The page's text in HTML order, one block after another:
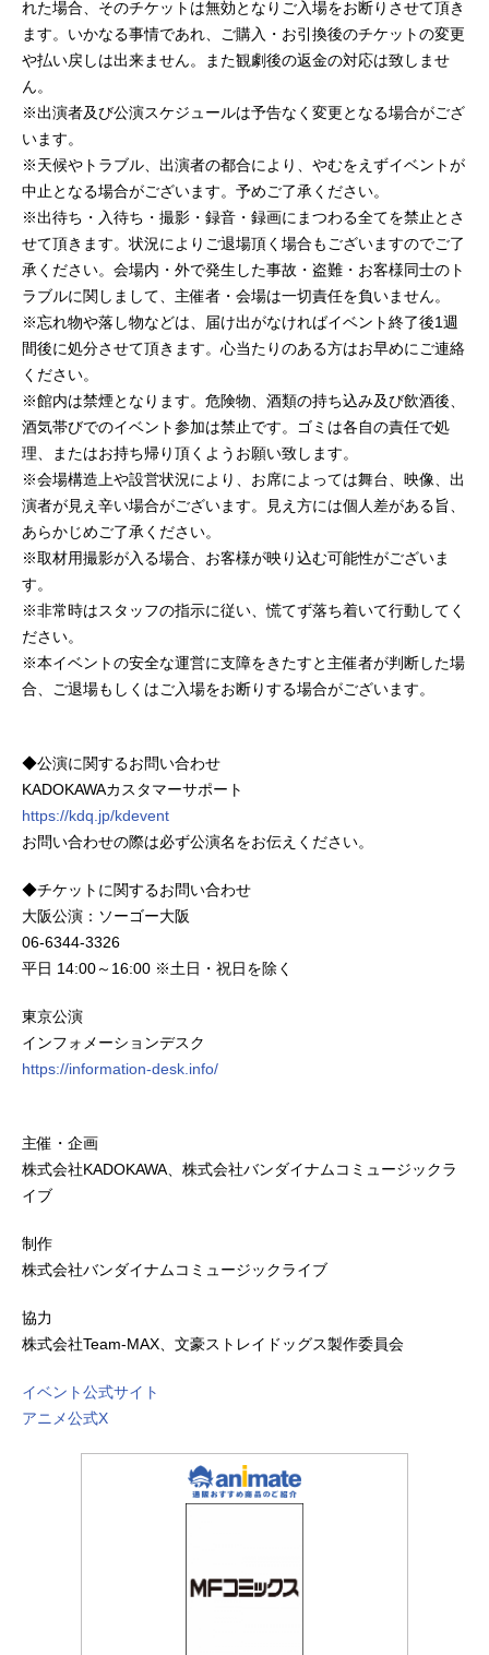
れた場合、そのチケットは無効となりご入場をお断りさせて頂き
ます。いかなる事情であれ、ご購入・お引換後のチケットの変更
や払い戻しは出来ません。また観劇後の返金の対応は致しませ
ん。
※出演者及び公演スケジュールは予告なく変更となる場合がござ
います。
※天候やトラブル、出演者の都合により、やむをえずイベントが
中止となる場合がございます。予めご了承ください。
※出待ち・入待ち・撮影・録音・録画にまつわる全てを禁止とさ
せて頂きます。状況によりご退場頂く場合もございますのでご了
承ください。会場内・外で発生した事故・盗難・お客様同士のト
ラブルに関しまして、主催者・会場は一切責任を負いません。
※忘れ物や落し物などは、届け出がなければイベント終了後1週
間後に処分させて頂きます。心当たりのある方はお早めにご連絡
ください。
※館内は禁煙となります。危険物、酒類の持ち込み及び飲酒後、
酒気帯びでのイベント参加は禁止です。ゴミは各自の責任で処
理、またはお持ち帰り頂くようお願い致します。
※会場構造上や設営状況により、お席によっては舞台、映像、出
演者が見え辛い場合がございます。見え方には個人差がある旨、
あらかじめご了承ください。
※取材用撮影が入る場合、お客様が映り込む可能性がございま
す。
※非常時はスタッフの指示に従い、慌てず落ち着いて行動してく
ださい。
※本イベントの安全な運営に支障をきたすと主催者が判断した場
合、ご退場もしくはご入場をお断りする場合がございます。
◆公演に関するお問い合わせ
KADOKAWAカスタマーサポート
https://kdq.jp/kdevent
お問い合わせの際は必ず公演名をお伝えください。
◆チケットに関するお問い合わせ
大阪公演：ソーゴー大阪
06-6344-3326
平日 14:00～16:00 ※土日・祝日を除く
東京公演
インフォメーションデスク
https://information-desk.info/
主催・企画
株式会社KADOKAWA、株式会社バンダイナムコミュージックラ
イブ
制作
株式会社バンダイナムコミュージックライブ
協力
株式会社Team-MAX、文豪ストレイドッグス製作委員会
イベント公式サイト
アニメ公式X